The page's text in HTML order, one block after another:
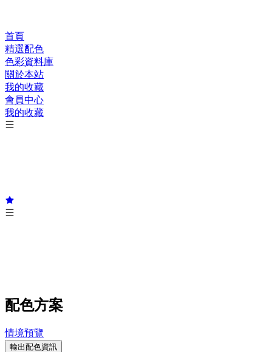
首頁
精選配色
色彩資料庫
關於本站
我的收藏
會員中心
我的收藏
配色方案
情境預覽
輸出配色資訊